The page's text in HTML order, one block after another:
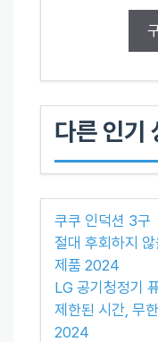
다른 인기
쿠쿠 인덕션 3구
절대 후회하지
제품 2024
LG 공기청정기
제한된 시간, 무
2024